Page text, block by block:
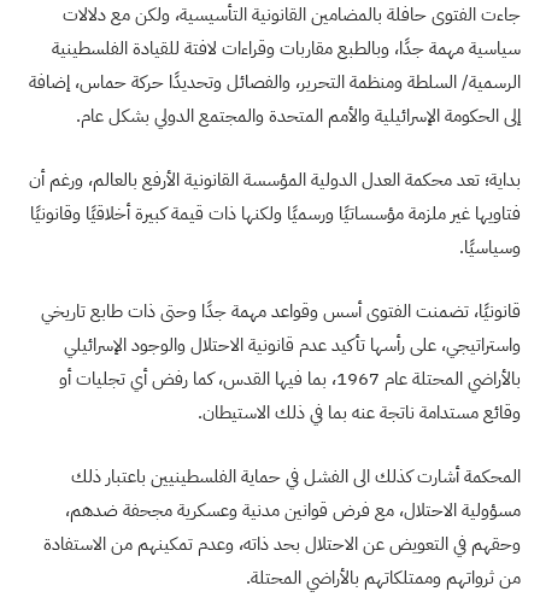
جاءت الفتوى حافلة بالمضامين القانونية التأسيسية، ولكن مع دلالات
سياسية مهمة جدًا، وبالطبع مقاربات وقراءات لافتة للقيادة الفلسطينية
الرسمية/ السلطة ومنظمة التحرير، والفصائل وتحديدًا حركة حماس، إضافة
إلى الحكومة الإسرائيلية والأمم المتحدة والمجتمع الدولي بشكل عام.
بداية؛ تعد محكمة العدل الدولية المؤسسة القانونية الأرفع بالعالم، ورغم أن
فتاويها غير ملزمة مؤسساتيًا ورسميًا ولكنها ذات قيمة كبيرة أخلاقيًا وقانونيًا
وسياسيًا.
قانونيًا، تضمنت الفتوى أسس وقواعد مهمة جدًا وحتى ذات طابع تاريخي
واستراتيجي، على رأسها تأكيد عدم قانونية الاحتلال والوجود الإسرائيلي
بالأراضي المحتلة عام 1967، بما فيها القدس، كما رفض أي تجليات أو
وقائع مستدامة ناتجة عنه بما في ذلك الاستيطان.
المحكمة أشارت كذلك الى الفشل في حماية الفلسطينيين باعتبار ذلك
مسؤولية الاحتلال، مع فرض قوانين مدنية وعسكرية مجحفة ضدهم،
وحقهم في التعويض عن الاحتلال بحد ذاته، وعدم تمكينهم من الاستفادة
من ثرواتهم وممتلكاتهم بالأراضي المحتلة.